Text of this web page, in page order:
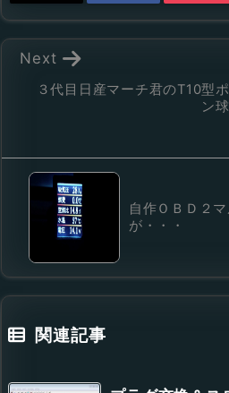
３代目日産マーチ君のT10型
ン
Next
自作ＯＢＤ２
が・・・
関連記事